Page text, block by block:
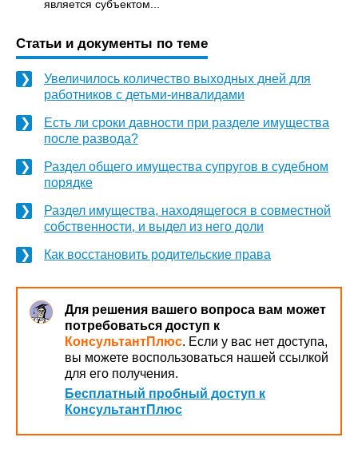
является субъектом...
Статьи и документы по теме
Увеличилось количество выходных дней для
работников с детьми-инвалидами
Есть ли сроки давности при разделе имущества
после развода?
Раздел общего имущества супругов в судебном
порядке
Раздел имущества, находящегося в совместной
собственности, и выдел из него доли
Как восстановить родительские права
Для решения вашего вопроса вам может
потребоваться доступ к
КонсультантПлюс. Если у вас нет доступа,
вы можете воспользоваться нашей ссылкой
для его получения.
Бесплатный пробный доступ к
КонсультантПлюс